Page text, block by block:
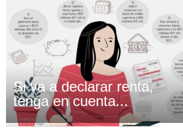
Si va a declarar renta,
tenga en cuenta...